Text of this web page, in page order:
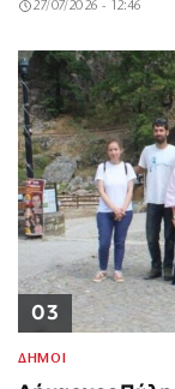
27/07/2026 - 12:46
03
ΔΗΜΟΙ